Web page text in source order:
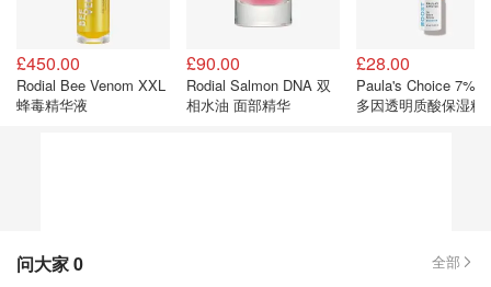
£450.00
Rodial Bee Venom XXL
蜂毒精华液
£90.00
Rodial Salmon DNA 双
相水油 面部精华
£28.00
Paula's Choice 7%
多因透明质酸保湿精
问大家0 全部